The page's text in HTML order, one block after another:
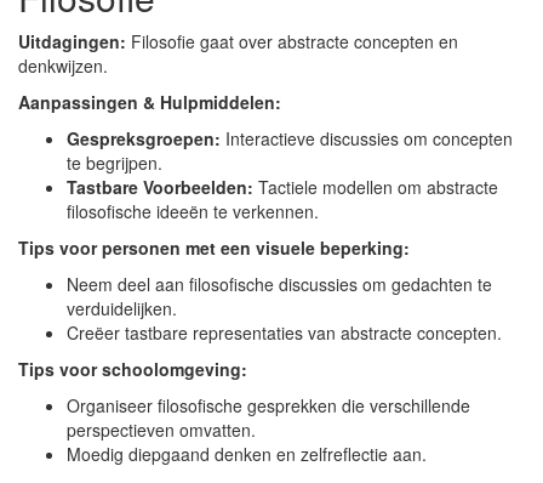
Uitdagingen: Filosofie gaat over abstracte concepten en
denkwijzen.
Aanpassingen & Hulpmiddelen:
Gespreksgroepen: Interactieve discussies om concepten
te begrijpen.
Tastbare Voorbeelden: Tactiele modellen om abstracte
filosofische ideeën te verkennen.
Tips voor personen met een visuele beperking:
Neem deel aan filosofische discussies om gedachten te
verduidelijken.
Creëer tastbare representaties van abstracte concepten.
Tips voor schoolomgeving:
Organiseer filosofische gesprekken die verschillende
perspectieven omvatten.
Moedig diepgaand denken en zelfreflectie aan.